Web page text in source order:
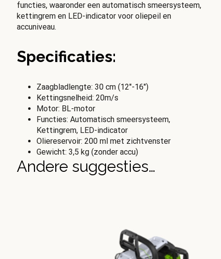
functies, waaronder een automatisch smeersysteem,
kettingrem en LED-indicator voor oliepeil en
accuniveau.
Specificaties:
Zaagbladlengte: 30 cm (12″-16″)
Kettingsnelheid: 20m/s
Motor: BL-motor
Functies: Automatisch smeersysteem,
Kettingrem, LED-indicator
Oliereservoir: 200 ml met zichtvenster
Gewicht: 3,5 kg (zonder accu)
Andere suggesties…